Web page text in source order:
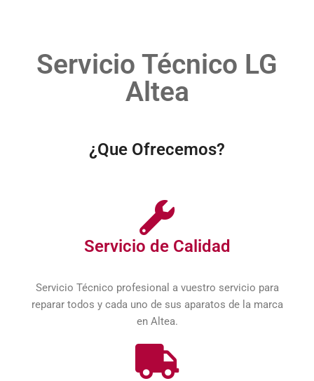
Servicio Técnico LG
Altea
¿Que Ofrecemos?
Servicio de Calidad
Servicio Técnico profesional a vuestro servicio para
reparar todos y cada uno de sus aparatos de la marca
en Altea.